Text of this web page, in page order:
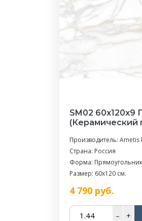
SM02 60x120x9
(Керамический
Производитель: Ametis
Страна: Россия
Форма: Прямоугольник
Размер: 60x120 см.
4 790 руб.
– +